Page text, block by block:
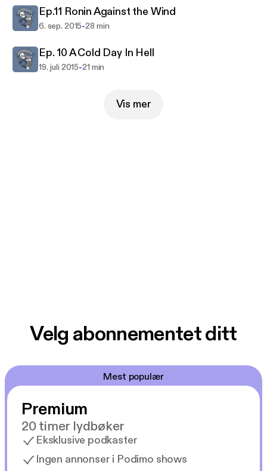
Ep.11 Ronin Against the Wind
6. sep. 2015-28 min
Ep. 10 A Cold Day In Hell
19. juli 2015-21 min
Vis mer
Velg abonnementet ditt
Mest populær
Premium
20 timer lydbøker
Eksklusive podkaster
Ingen annonser i Podimo shows